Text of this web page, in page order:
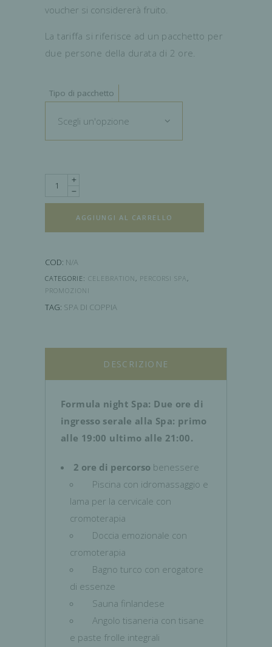
voucher si considererà fruito.
La tariffa si riferisce ad un pacchetto per
due persone della durata di 2 ore.
Tipo di pacchetto
Scegli un'opzione
Quantity
AGGIUNGI AL CARRELLO
COD: N/A
CATEGORIE: CELEBRATION , PERCORSI SPA ,
PROMOZIONI
TAG: SPA DI COPPIA
DESCRIZIONE
Formula night Spa: Due ore di
ingresso serale alla Spa: primo
alle 19:00 ultimo alle 21:00.
2 ore di percorso benessere
Piscina con idromassaggio e
lama per la cervicale con
cromoterapia
Doccia emozionale con
cromoterapia
Bagno turco con erogatore
di essenze
Sauna finlandese
Angolo tisaneria con tisane
e paste frolle integrali